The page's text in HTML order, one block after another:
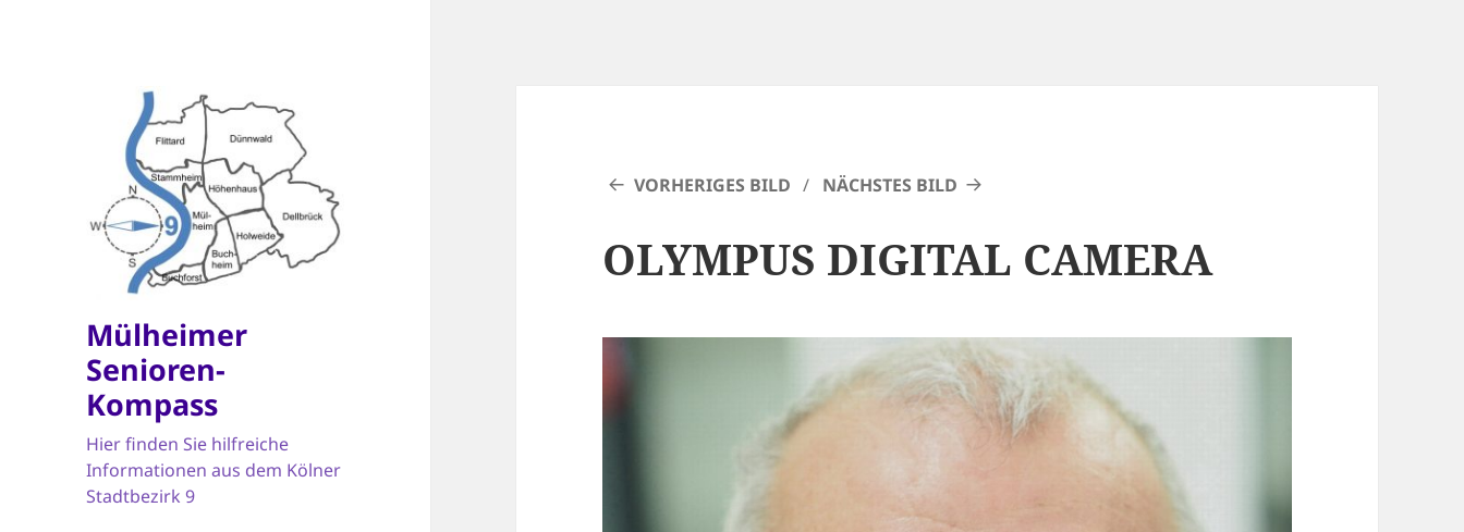
Mülheimer
Senioren-
Kompass
Hier finden Sie hilfreiche
Informationen aus dem Kölner
Stadtbezirk 9
VORHERIGES BILD NÄCHSTES BILD
OLYMPUS DIGITAL CAMERA